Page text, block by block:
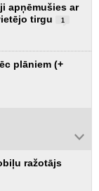
apņēmušies ar
tirgu
1
plāniem (+
ražotājs